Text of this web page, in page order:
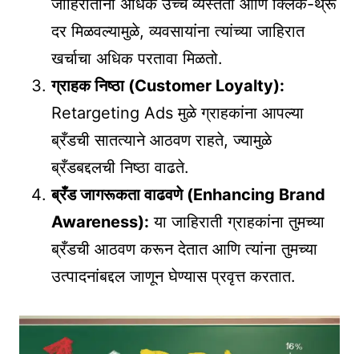
दर मिळवल्यामुळे, व्यवसायांना त्यांच्या जाहिरात
खर्चाचा अधिक परतावा मिळतो.
ग्राहक निष्ठा (Customer Loyalty):
Retargeting Ads मुळे ग्राहकांना आपल्या
ब्रँडची सातत्याने आठवण राहते, ज्यामुळे
ब्रँडबद्दलची निष्ठा वाढते.
ब्रँड जागरूकता वाढवणे (Enhancing Brand
Awareness): या जाहिराती ग्राहकांना तुमच्या
ब्रँडची आठवण करून देतात आणि त्यांना तुमच्या
उत्पादनांबद्दल जाणून घेण्यास प्रवृत्त करतात.